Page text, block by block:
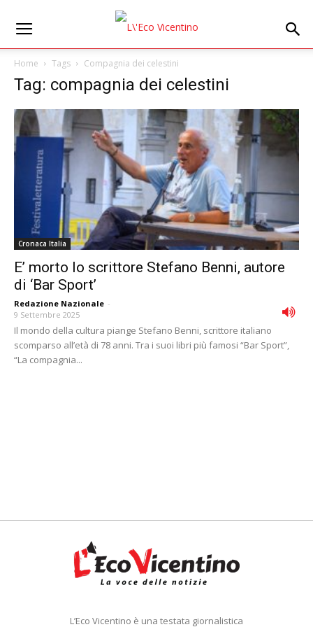
Home Tags Compagnia dei celestini
Tag: compagnia dei celestini
Cronaca Italia
E’ morto lo scrittore Stefano Benni, autore
di ‘Bar Sport’
Redazione Nazionale -
9 Settembre 2025
Il mondo della cultura piange Stefano Benni, scrittore italiano
scomparso all’età di 78 anni. Tra i suoi libri più famosi “Bar Sport”,
“La compagnia...
L’Eco Vicentino è una testata giornalistica